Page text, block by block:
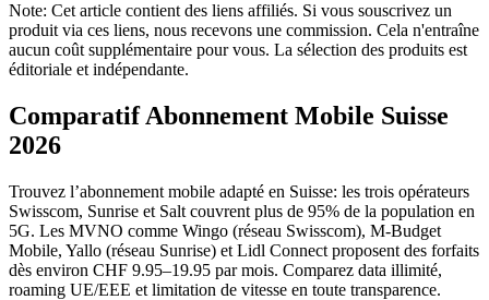
Note: Cet article contient des liens affiliés. Si vous souscrivez un
produit via ces liens, nous recevons une commission. Cela n'entraîne
aucun coût supplémentaire pour vous. La sélection des produits est
éditoriale et indépendante.
Comparatif Abonnement Mobile Suisse
2026
Trouvez l’abonnement mobile adapté en Suisse: les trois opérateurs
Swisscom, Sunrise et Salt couvrent plus de 95% de la population en
5G. Les MVNO comme Wingo (réseau Swisscom), M-Budget
Mobile, Yallo (réseau Sunrise) et Lidl Connect proposent des forfaits
dès environ CHF 9.95–19.95 par mois. Comparez data illimité,
roaming UE/EEE et limitation de vitesse en toute transparence.